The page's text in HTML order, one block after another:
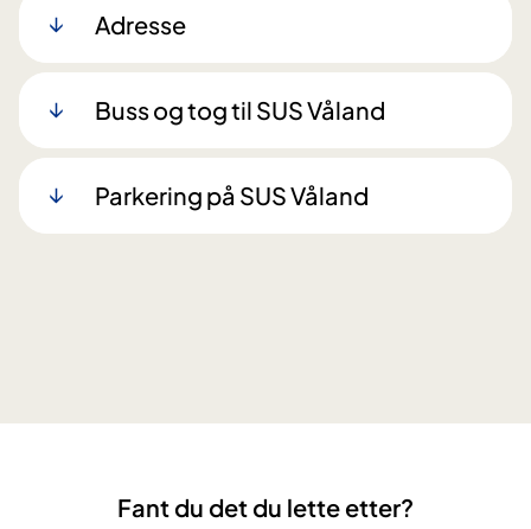
Adresse
Buss og tog til SUS Våland
Parkering på SUS Våland
Fant du det du lette etter?